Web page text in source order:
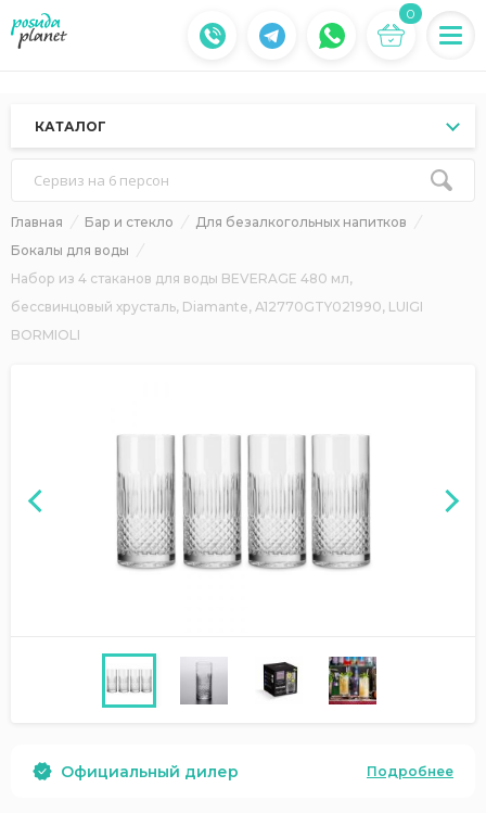
0
КАТАЛОГ
Сервиз на 6 персон
Главная Бар и стекло
Для безалкогольных напитков
Бокалы для воды
Набор из 4 стаканов для воды BEVERAGE 480 мл,
бессвинцовый хрусталь, Diamante, A12770GTY021990, LUIGI
BORMIOLI
Официальный дилер Подробнее